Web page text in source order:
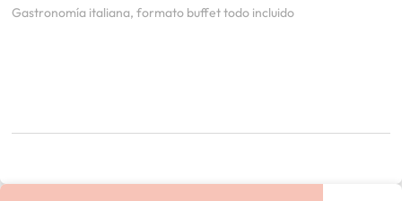
Gastronomía italiana, formato buffet todo incluido